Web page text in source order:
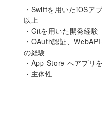
・Swiftを用いたiOSア
以上
・Gitを用いた開発経験
・OAuth認証、
の経験
・App Store へアプリ
・主体性...